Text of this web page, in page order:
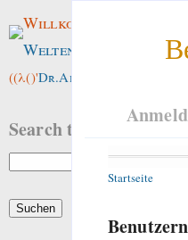
Startseite
Willkommen im
Weltenwald
((λ()'Dr.ArneBab
Search this site: